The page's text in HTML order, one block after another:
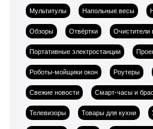
Мультитулы Напольные весы
Обзоры Отвёртки Очистители
Портативные электростанции
Роботы-мойщики окон Роутеры
Свежие новости Смарт-часы и
Телевизоры Товары для кухни